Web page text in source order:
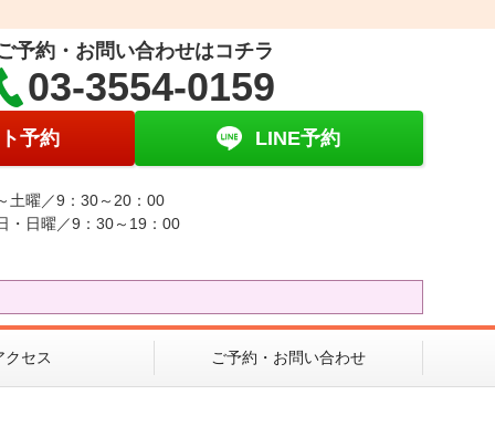
予約・お問い合わせはコチラ
03-3554-0159
予約 LINE予約
土曜／9：30～20：00
・日曜／9：30～19：00
クセス ご予約・お問い合わせ